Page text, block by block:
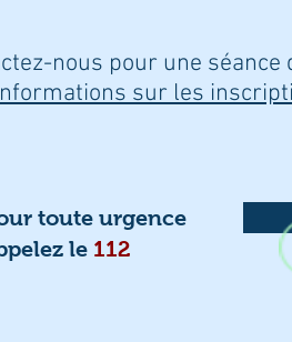
nous pour une
sur les
toute urgence
le 112